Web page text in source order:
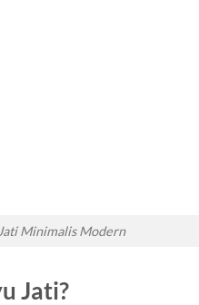
Minimalis Modern
Jati?